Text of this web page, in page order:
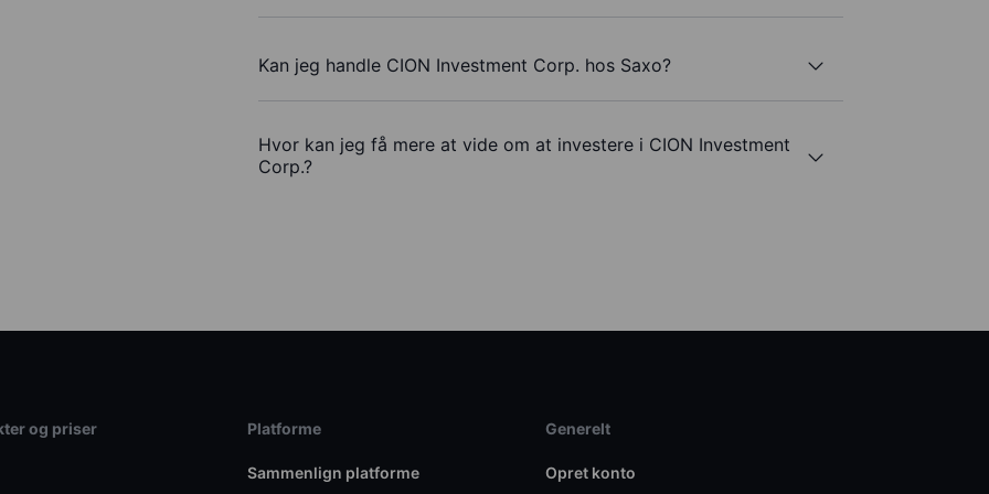
Kan jeg handle CION Investment Corp. hos Saxo?
Hvor kan jeg få mere at vide om at investere i CION Investment
Corp.?
og priser Platforme
Sammenlign platforme
Generelt
Opret konto